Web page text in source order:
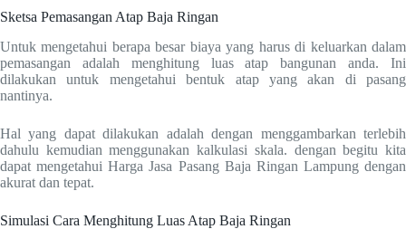
Sketsa Pemasangan Atap Baja Ringan
Untuk mengetahui berapa besar biaya yang harus di keluarkan dalam
pemasangan adalah menghitung luas atap bangunan anda. Ini
dilakukan untuk mengetahui bentuk atap yang akan di pasang
nantinya.
Hal yang dapat dilakukan adalah dengan menggambarkan terlebih
dahulu kemudian menggunakan kalkulasi skala. dengan begitu kita
dapat mengetahui Harga Jasa Pasang Baja Ringan Lampung dengan
akurat dan tepat.
Simulasi Cara Menghitung Luas Atap Baja Ringan